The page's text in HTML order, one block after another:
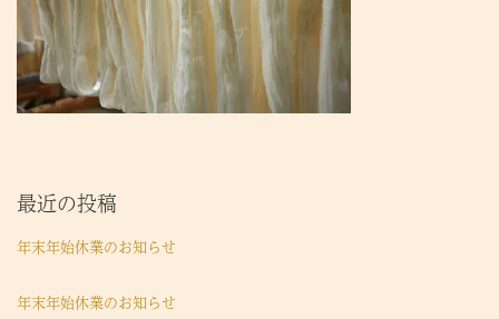
最近の投稿
年末年始休業のお知らせ
年末年始休業のお知らせ